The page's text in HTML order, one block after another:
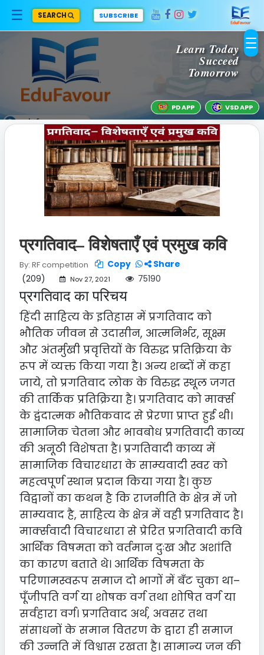
Home
Blogs
Category
About
Privacy
Policy
Disclaimer
Our
services
Terms
&
Conditions
Social
Media
Link
Our
Other
Websites
☰ SEARCH SUBSCRIBE
PD APP VSD APP
Learn Today
Succeed
Tomorrow
प्रगतिवाद– विशेषताएँ एवं प्रमुख कवि
By: RF competition Copy
Share
(209)
Nov 27, 2021 75190
प्रगतिवाद का परिचय
हिंदी साहित्य के इतिहास में प्रगतिवाद को
भौतिक जीवन से उदासीन, आत्मनिर्भर, सूक्ष्म
और अंतर्मुखी प्रवृत्तियों के विरुद्ध प्रतिक्रिया के
रूप में व्यक्त किया गया है। अन्य शब्दों में कहा
जाये, तो प्रगतिवाद लोक के विरुद्ध स्थूल जगत
की तार्किक प्रतिक्रिया है। प्रगतिवाद को मार्क्स
के द्वंदात्मक भौतिकवाद से प्रेरणा प्राप्त हुई थी।
सामाजिक चेतना और भावबोध प्रगतिवादी काव्य
की अनूठी विशेषता है। प्रगतिवादी काव्य में
सामाजिक विचारधारा के साम्यवादी स्वर को
महत्वपूर्ण स्थान प्रदान किया गया है। कुछ
विद्वानों का कथन है कि राजनीति के क्षेत्र में जो
साम्यवाद है, साहित्य के क्षेत्र में वही प्रगतिवाद है।
मार्क्सवादी विचारधारा से प्रेरित प्रगतिवादी कवि
आर्थिक विषमता को वर्तमान दुःख और अशांति
का कारण बताते थे। आर्थिक विषमता के
परिणामस्वरूप समाज दो भागों में बँट चुका था–
पूँजीपति वर्ग या शोषक वर्ग तथा शोषित वर्ग या
सर्वहारा वर्ग। प्रगतिवाद अर्थ, अवसर तथा
संसाधनों के समान वितरण के द्वारा ही समाज
की उन्नति में विश्वास रखता है। सामान्य जन की